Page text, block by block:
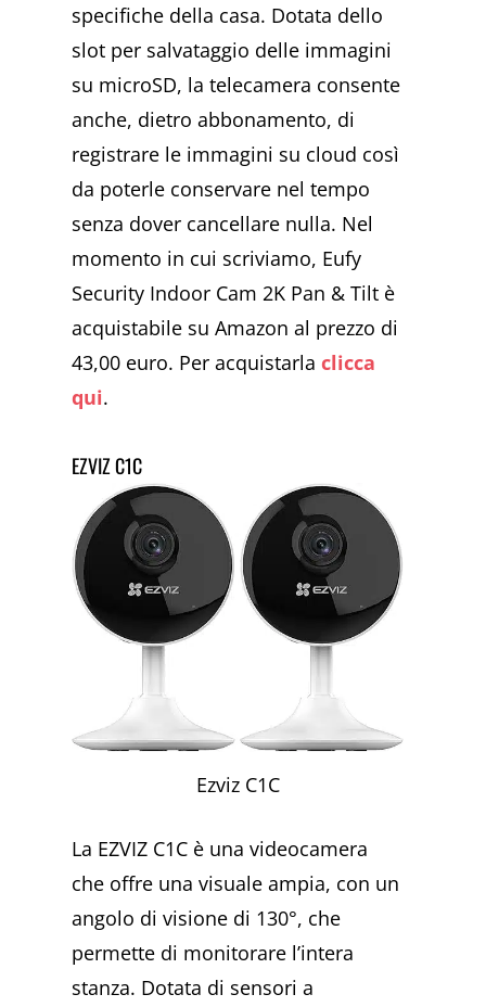
specifiche della casa. Dotata dello
slot per salvataggio delle immagini
su microSD, la telecamera consente
anche, dietro abbonamento, di
registrare le immagini su cloud così
da poterle conservare nel tempo
senza dover cancellare nulla. Nel
momento in cui scriviamo, Eufy
Security Indoor Cam 2K Pan & Tilt è
acquistabile su Amazon al prezzo di
43,00 euro. Per acquistarlaclicca
qui.
EZVIZ C1C
Ezviz C1C
La EZVIZ C1C è una videocamera
che offre una visuale ampia, con un
angolo di visione di 130°, che
permette di monitorare l’intera
stanza. Dotata di sensori a